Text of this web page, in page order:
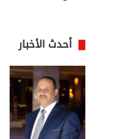
أحدث الأخبار